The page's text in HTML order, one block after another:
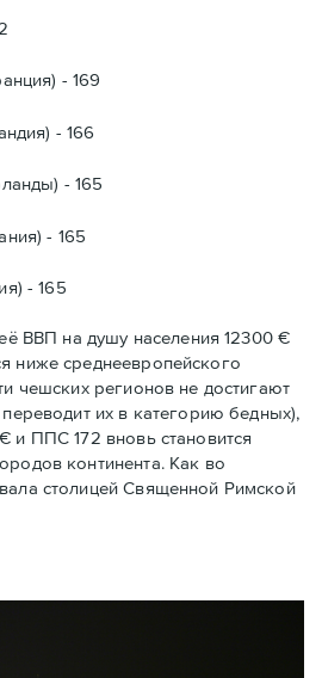
- 169
- 166
- 165
- 165
- 165
ВВП на душу населения 12300 €
ниже среднеевропейского
чешских регионов не достигают
их в категорию бедных),
ППС 172 вновь становится
континента. Как во
столицей Священной Римской